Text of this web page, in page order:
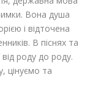
Вона душа
і відточена
В піснях та
роду до роду.
цінуємо та